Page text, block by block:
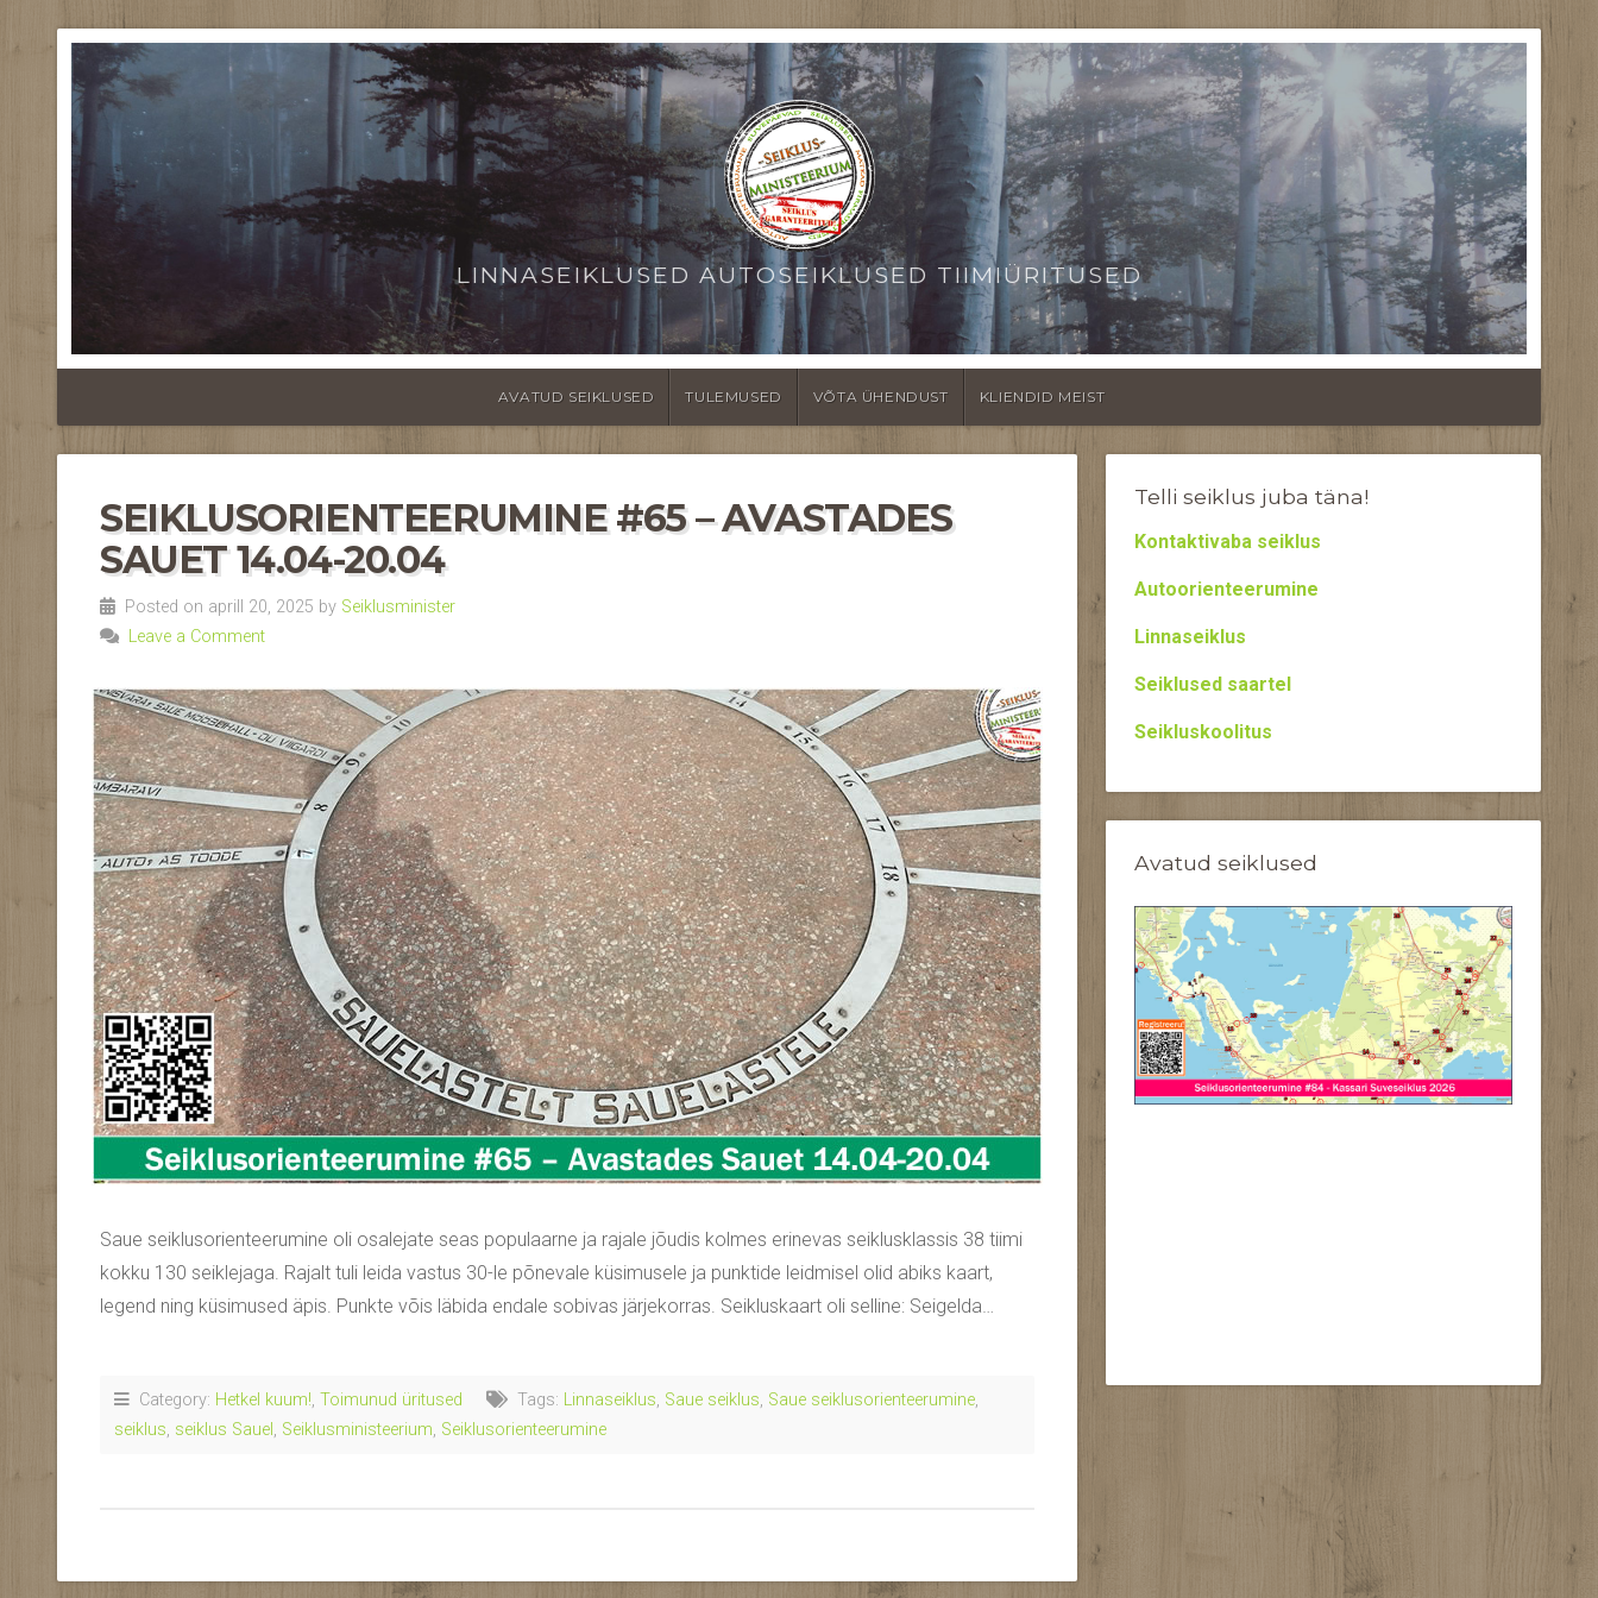
LINNASEIKLUSED AUTOSEIKLUSED TIIMIÜRITUSED
AVATUD SEIKLUSED TULEMUSED VÕTA ÜHENDUST KLIENDID MEIST
SEIKLUSORIENTEERUMINE #65 – AVASTADES
SAUET 14.04-20.04
Posted on aprill 20, 2025 by Seiklusminister
Leave a Comment
Saue seiklusorienteerumine oli osalejate seas populaarne ja rajale jõudis kolmes erinevas seiklusklassis 38 tiimi
kokku 130 seiklejaga. Rajalt tuli leida vastus 30-le põnevale küsimusele ja punktide leidmisel olid abiks kaart,
legend ning küsimused äpis. Punkte võis läbida endale sobivas järjekorras. Seikluskaart oli selline: Seigelda…
Category: Hetkel kuum!, Toimunud üritused Tags: Linnaseiklus, Saue seiklus, Saue seiklusorienteerumine,
seiklus, seiklus Sauel , Seiklusministeerium, Seiklusorienteerumine
Telli seiklus juba täna!
Kontaktivaba seiklus
Autoorienteerumine
Linnaseiklus
Seiklused saartel
Seikluskoolitus
Avatud seiklused